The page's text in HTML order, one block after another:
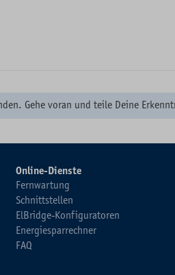
Gehe voran und teile Deine
Online-Dienste
Fernwartung
Schnittstellen
ElBridge-Konfiguratoren
Energiesparrechner
FAQ